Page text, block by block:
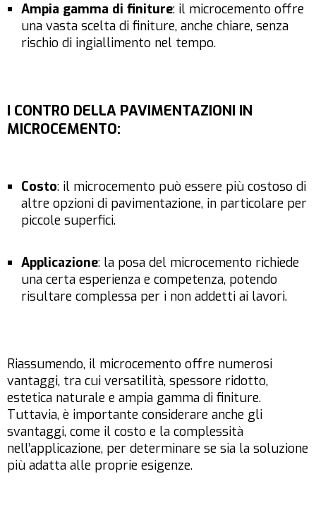
Ampia gamma di finiture: il microcemento offre
una vasta scelta di finiture, anche chiare, senza
rischio di ingiallimento nel tempo.
I CONTRO DELLA PAVIMENTAZIONI IN
MICROCEMENTO:
Costo: il microcemento può essere più costoso di
altre opzioni di pavimentazione, in particolare per
piccole superfici.
Applicazione: la posa del microcemento richiede
una certa esperienza e competenza, potendo
risultare complessa per i non addetti ai lavori.
Riassumendo, il microcemento offre numerosi
vantaggi, tra cui versatilità, spessore ridotto,
estetica naturale e ampia gamma di finiture.
Tuttavia, è importante considerare anche gli
svantaggi, come il costo e la complessità
nell’applicazione, per determinare se sia la soluzione
più adatta alle proprie esigenze.